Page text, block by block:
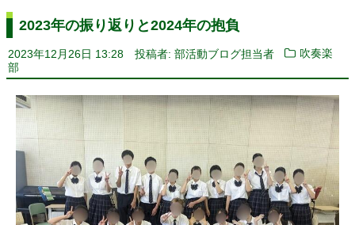
2023年の振り返りと2024年の抱負
2023年12月26日 13:28 投稿者: 部活動ブログ担当者
吹奏楽
部